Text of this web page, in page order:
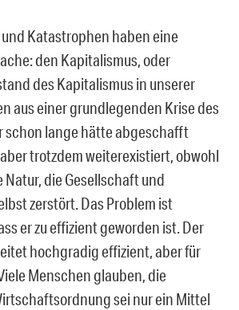
Katastrophen haben eine
den Kapitalismus, oder
des Kapitalismus in unserer
aus einer grundlegenden Krise des
schon lange hätte abgeschafft
trotzdem weiterexistiert, obwohl
die Gesellschaft und
zerstört. Das Problem ist
er zu effizient geworden ist. Der
hochgradig effizient, aber für
Menschen glauben, die
sei nur ein Mittel